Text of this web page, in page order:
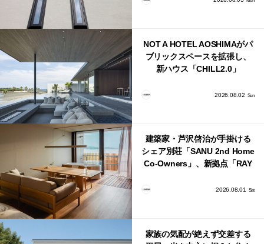
NOT A HOTEL AOSHIMAがパ
ブリックスペースを拡張し、
新ハウス「CHILL2.0」
2026.08.02 Sun
建築家・芦沢啓治が手掛ける
シェア別荘「SANU 2nd Home
Co-Owners」、新拠点「RAY
2026.08.01 Sat
家族の気配が絶えず交差する